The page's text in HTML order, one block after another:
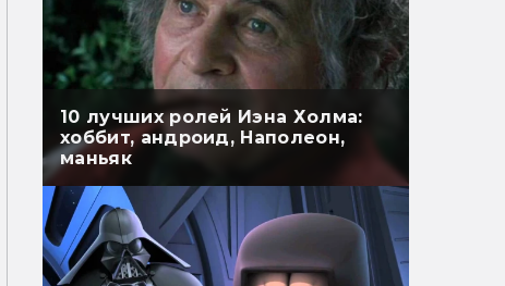
10 лучших ролей Иэна Холма:
хоббит, андроид, Наполеон,
маньяк